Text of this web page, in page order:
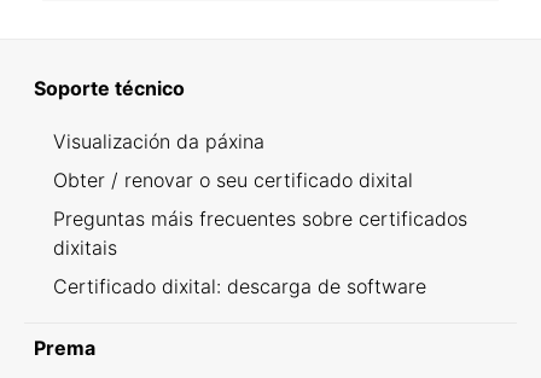
Soporte técnico
Visualización da páxina
Obter / renovar o seu certificado dixital
Preguntas máis frecuentes sobre certificados
dixitais
Certificado dixital: descarga de software
Prema